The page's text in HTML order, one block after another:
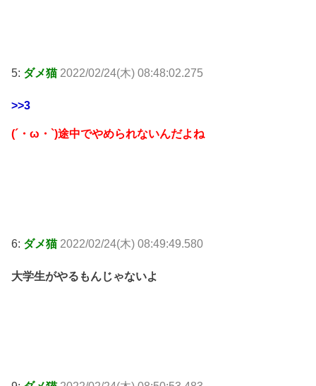
5: ダメ猫 2022/02/24(木) 08:48:02.275
>>3
(´・ω・`)途中でやめられないんだよね
6: ダメ猫 2022/02/24(木) 08:49:49.580
大学生がやるもんじゃないよ